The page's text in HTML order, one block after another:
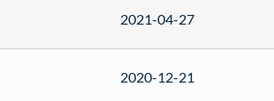
2021-04-27
2020-12-21